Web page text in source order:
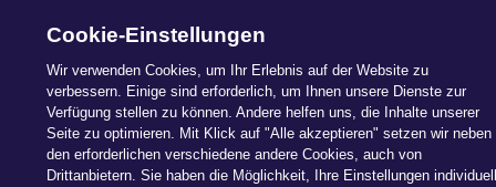
Cookie-Einstellungen
Wir verwenden Cookies, um Ihr Erlebnis auf der Website zu
verbessern. Einige sind erforderlich, um Ihnen unsere Dienste zur
Verfügung stellen zu können. Andere helfen uns, die Inhalte unserer
Seite zu optimieren. Mit Klick auf "Alle akzeptieren" setzen wir neben
den erforderlichen verschiedene andere Cookies, auch von
Drittanbietern. Sie haben die Möglichkeit, Ihre Einstellungen individuell